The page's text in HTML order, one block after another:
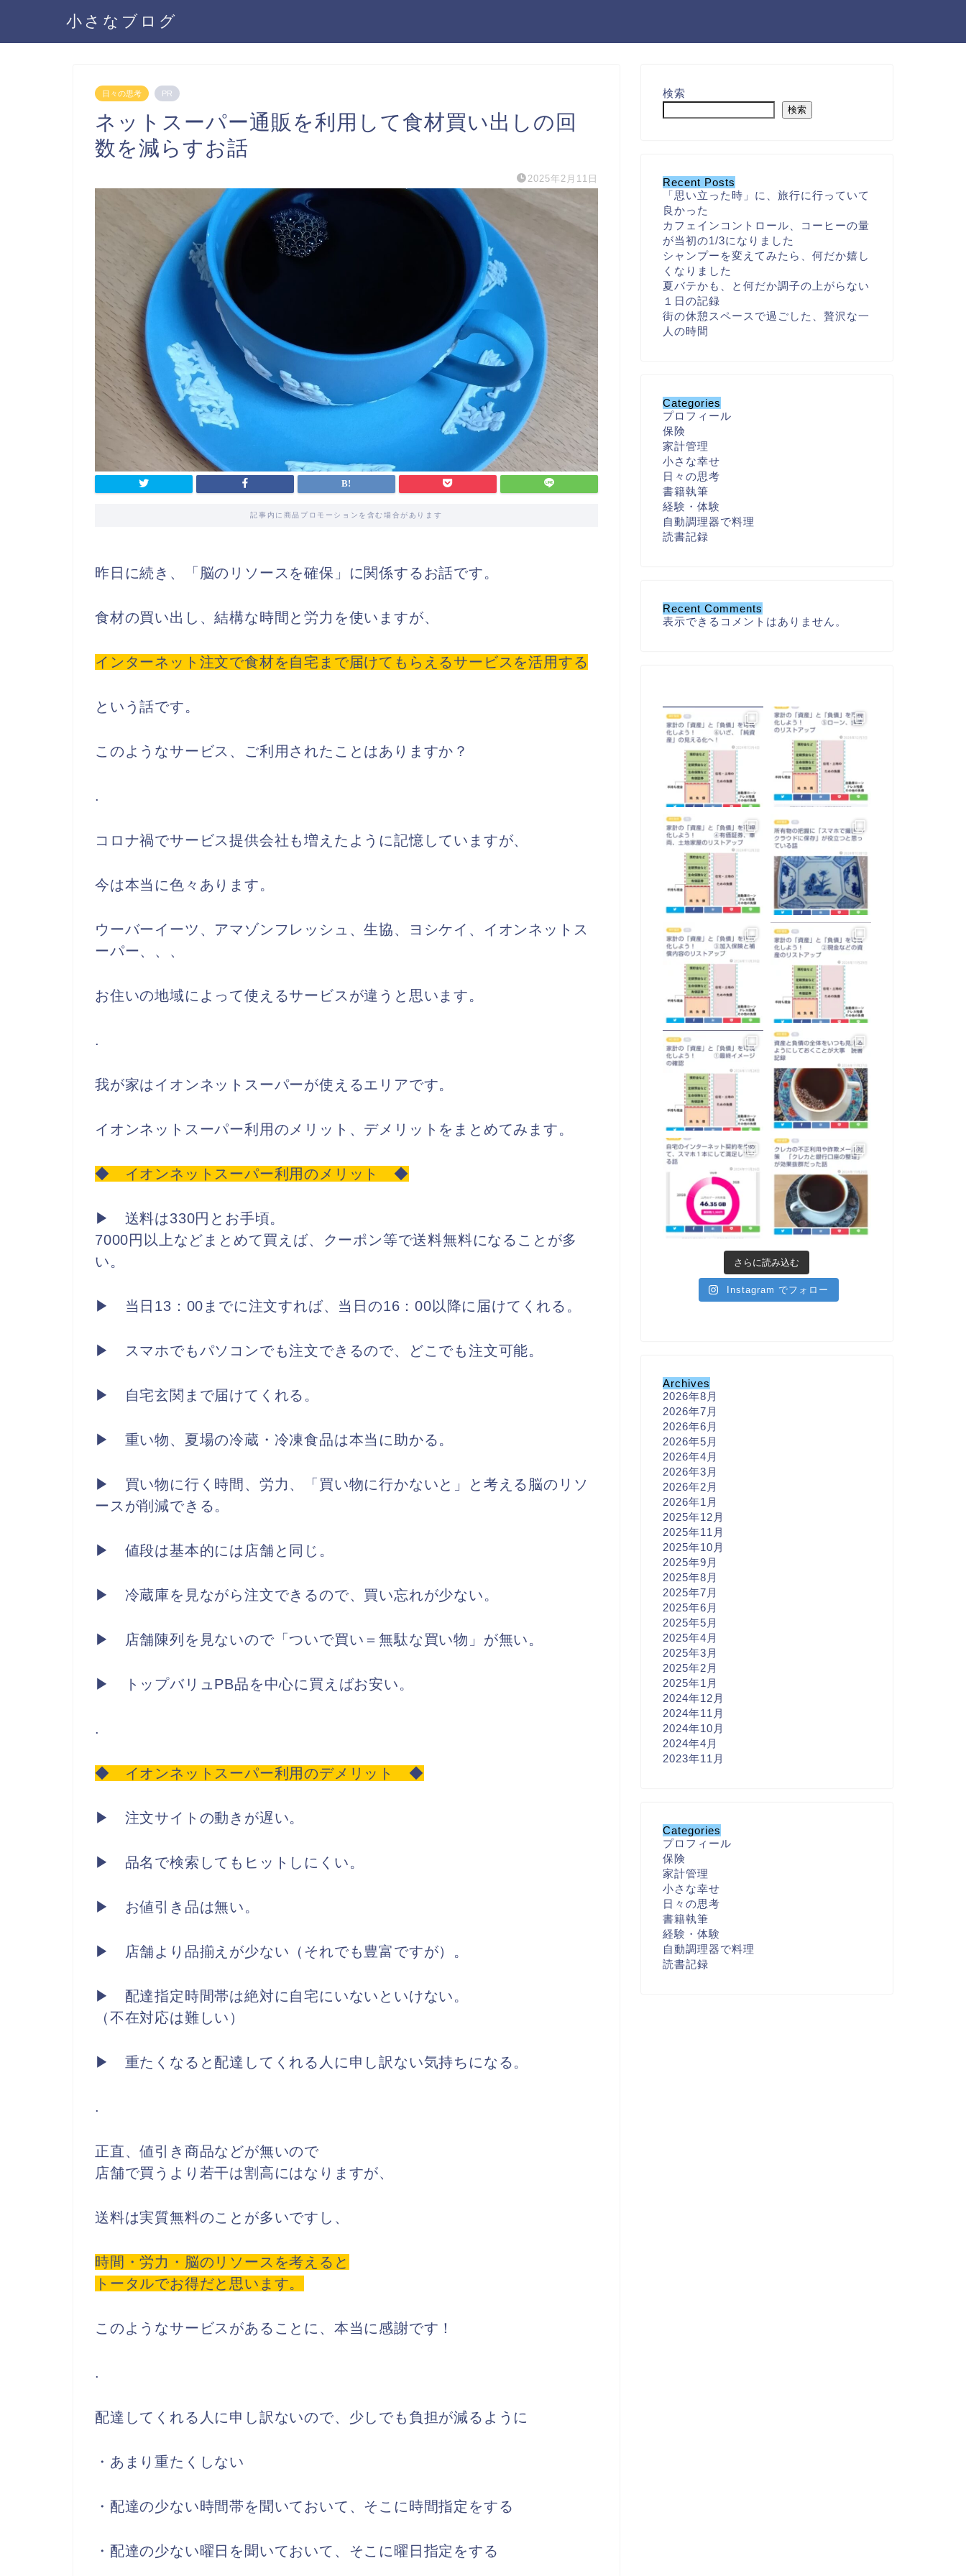
小さなブログ
日々の思考 PR
ネットスーパー通販を利用して食材買い出しの回
数を減らすお話
2025年2月11日
記事内に商品プロモーションを含む場合があります
昨日に続き、「脳のリソースを確保」に関係するお話です。
食材の買い出し、結構な時間と労力を使いますが、
インターネット注文で食材を自宅まで届けてもらえるサービスを活用する
という話です。
このようなサービス、ご利用されたことはありますか？
.
コロナ禍でサービス提供会社も増えたように記憶していますが、
今は本当に色々あります。
ウーバーイーツ、アマゾンフレッシュ、生協、ヨシケイ、イオンネットス
ーパー、、、
お住いの地域によって使えるサービスが違うと思います。
.
我が家はイオンネットスーパーが使えるエリアです。
イオンネットスーパー利用のメリット、デメリットをまとめてみます。
◆ イオンネットスーパー利用のメリット ◆
▶ 送料は330円とお手頃。
7000円以上などまとめて買えば、クーポン等で送料無料になることが多
い。
▶ 当日13：00までに注文すれば、当日の16：00以降に届けてくれる。
▶ スマホでもパソコンでも注文できるので、どこでも注文可能。
▶ 自宅玄関まで届けてくれる。
▶ 重い物、夏場の冷蔵・冷凍食品は本当に助かる。
▶ 買い物に行く時間、労力、「買い物に行かないと」と考える脳のリソ
ースが削減できる。
▶ 値段は基本的には店舗と同じ。
▶ 冷蔵庫を見ながら注文できるので、買い忘れが少ない。
▶ 店舗陳列を見ないので「ついで買い＝無駄な買い物」が無い。
▶ トップバリュPB品を中心に買えばお安い。
.
◆ イオンネットスーパー利用のデメリット ◆
▶ 注文サイトの動きが遅い。
▶ 品名で検索してもヒットしにくい。
▶ お値引き品は無い。
▶ 店舗より品揃えが少ない（それでも豊富ですが）。
▶ 配達指定時間帯は絶対に自宅にいないといけない。
（不在対応は難しい）
▶ 重たくなると配達してくれる人に申し訳ない気持ちになる。
.
正直、値引き商品などが無いので
店舗で買うより若干は割高にはなりますが、
送料は実質無料のことが多いですし、
時間・労力・脳のリソースを考えると
トータルでお得だと思います。
このようなサービスがあることに、本当に感謝です！
.
配達してくれる人に申し訳ないので、少しでも負担が減るように
・あまり重たくしない
・配達の少ない時間帯を聞いておいて、そこに時間指定をする
・配達の少ない曜日を聞いておいて、そこに曜日指定をする
検索
検索
Recent Posts
「思い立った時」に、旅行に行っていて
良かった
カフェインコントロール、コーヒーの量
が当初の1/3になりました
シャンプーを変えてみたら、何だか嬉し
くなりました
夏バテかも、と何だか調子の上がらない
１日の記録
街の休憩スペースで過ごした、贅沢な一
人の時間
Categories
プロフィール
保険
家計管理
小さな幸せ
日々の思考
書籍執筆
経験・体験
自動調理器で料理
読書記録
Recent Comments
表示できるコメントはありません。
さらに読み込む
Instagram でフォロー
Archives
2026年8月
2026年7月
2026年6月
2026年5月
2026年4月
2026年3月
2026年2月
2026年1月
2025年12月
2025年11月
2025年10月
2025年9月
2025年8月
2025年7月
2025年6月
2025年5月
2025年4月
2025年3月
2025年2月
2025年1月
2024年12月
2024年11月
2024年10月
2024年4月
2023年11月
Categories
プロフィール
保険
家計管理
小さな幸せ
日々の思考
書籍執筆
経験・体験
自動調理器で料理
読書記録